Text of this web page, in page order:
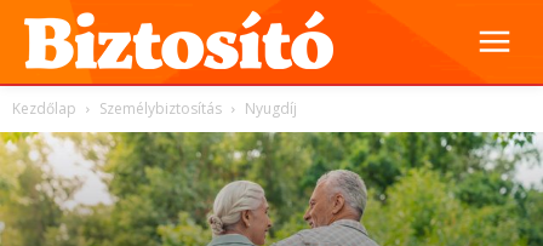
Kezdőlap Személybiztosítás Nyugdíj